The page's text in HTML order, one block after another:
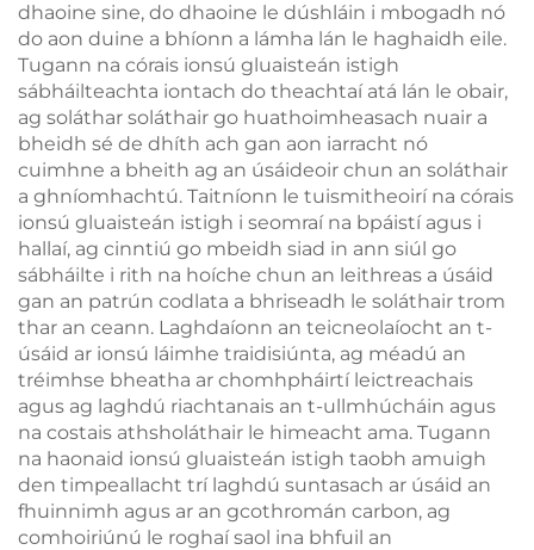
dhaoine sine, do dhaoine le dúshláin i mbogadh nó
do aon duine a bhíonn a lámha lán le haghaidh eile.
Tugann na córais ionsú gluaisteán istigh
sábháilteachta iontach do theachtaí atá lán le obair,
ag soláthar soláthair go huathoimheasach nuair a
bheidh sé de dhíth ach gan aon iarracht nó
cuimhne a bheith ag an úsáideoir chun an soláthair
a ghníomhachtú. Taitníonn le tuismitheoirí na córais
ionsú gluaisteán istigh i seomraí na bpáistí agus i
hallaí, ag cinntiú go mbeidh siad in ann siúl go
sábháilte i rith na hoíche chun an leithreas a úsáid
gan an patrún codlata a bhriseadh le soláthair trom
thar an ceann. Laghdaíonn an teicneolaíocht an t-
úsáid ar ionsú láimhe traidisiúnta, ag méadú an
tréimhse bheatha ar chomhpháirtí leictreachais
agus ag laghdú riachtanais an t-ullmhúcháin agus
na costais athsholáthair le himeacht ama. Tugann
na haonaid ionsú gluaisteán istigh taobh amuigh
den timpeallacht trí laghdú suntasach ar úsáid an
fhuinnimh agus ar an gcothromán carbon, ag
comhoiriúnú le roghaí saol ina bhfuil an